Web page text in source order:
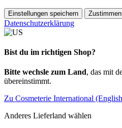
Einstellungen speichern Zustimmen
Datenschutzerklärung
Bist du im richtigen Shop?
Bitte wechsle zum Land, das mit
übereinstimmt.
Zu Cosmeterie International
Anderes Lieferland wählen